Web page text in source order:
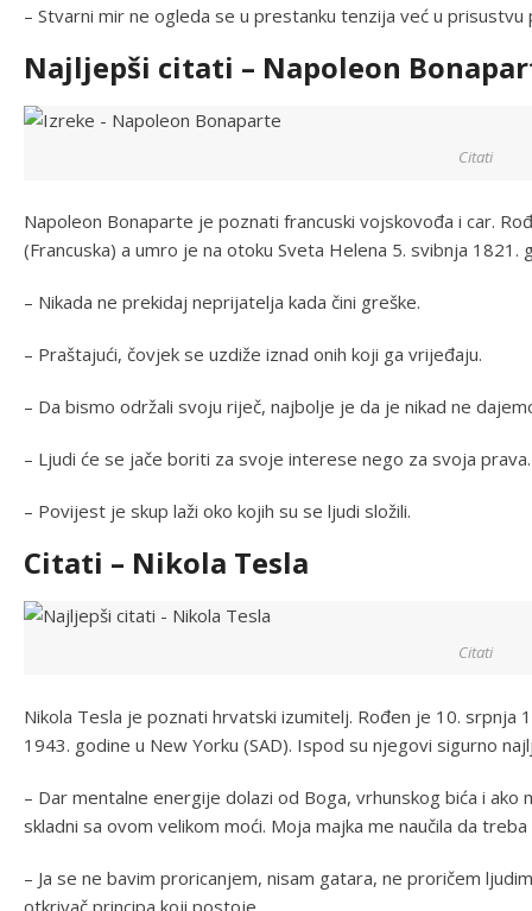
– Stvarni mir ne ogleda se u prestanku tenzija već u prisustvu
Najljepši citati – Napoleon
Citati
Napoleon Bonaparte je poznati francuski vojskovođa i car.
(Francuska) a umro je na otoku Sveta Helena 5. svibnja
– Nikada ne prekidaj neprijatelja kada čini greške.
– Praštajući, čovjek se uzdiže iznad onih koji ga vrijeđaju.
– Da bismo održali svoju riječ, najbolje je da je nikad ne
– Ljudi će se jače boriti za svoje interese nego za svoja prava.
– Povijest je skup laži oko kojih su se ljudi složili.
Citati – Nikola Tesla
Citati
Nikola Tesla je poznati hrvatski izumitelj. Rođen je 10. srpnja
1943. godine u New Yorku (SAD). Ispod su njegovi sigurno
– Dar mentalne energije dolazi od Boga, vrhunskog bića i
skladni sa ovom velikom moći. Moja majka me naučila da
– Ja se ne bavim proricanjem, nisam gatara, ne proričem
otkrivač principa koji postoje.